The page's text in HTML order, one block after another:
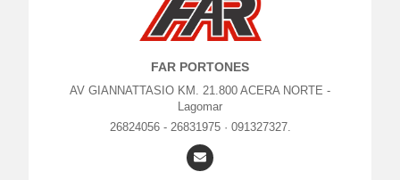
FAR PORTONES
AV GIANNATTASIO KM. 21.800 ACERA NORTE -
Lagomar
26824056 - 26831975 · 091327327.